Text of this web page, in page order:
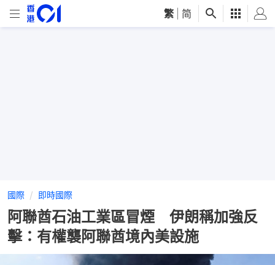
繁 简
國際 即時國際
阿聯酋石油工業區冒煙 伊朗稱加強反
擊：有權襲阿聯酋境內美設施